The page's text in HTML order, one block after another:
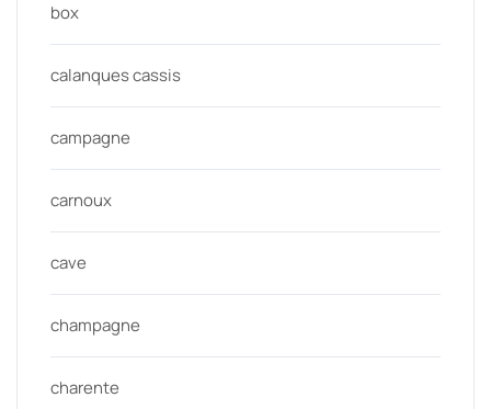
box
calanques cassis
campagne
carnoux
cave
champagne
charente